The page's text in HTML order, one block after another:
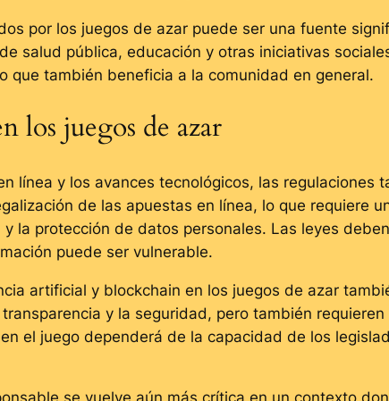
por los juegos de azar puede ser una fuente
salud pública, educación y otras iniciativas
que también beneficia a la comunidad en general.
los juegos de azar
línea y los avances tecnológicos, las regulaciones
de las apuestas en línea, lo que requiere
la protección de datos personales. Las leyes
puede ser vulnerable.
artificial y blockchain en los juegos de azar
y la seguridad, pero también
el juego dependerá de la capacidad de los